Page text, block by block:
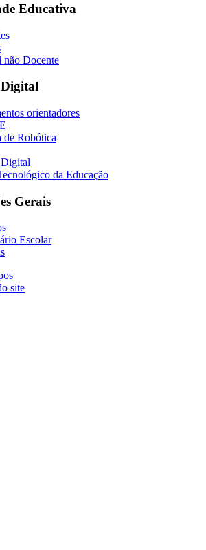
Educativa
não Docente
orientadores
de Robótica
da Educação
Gerais
Escolar
site